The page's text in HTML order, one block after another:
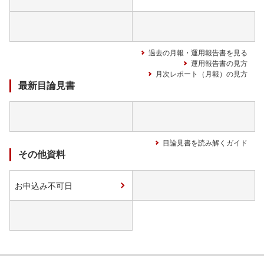
過去の月報・運用報告書を見る
運用報告書の見方
月次レポート（月報）の見方
最新目論見書
目論見書を読み解くガイド
その他資料
お申込み不可日